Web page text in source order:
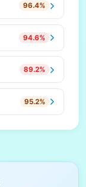
96.4%
94.6%
89.2%
95.2%